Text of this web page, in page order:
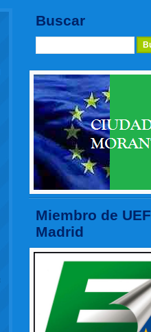
Buscar
Miembro de UEF
Madrid